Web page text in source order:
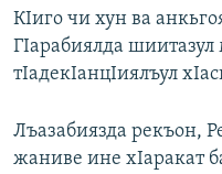
поиску
СЕВЕР.РЕАЛИИ
СИБИРЬ.РЕАЛИИ
ПОДПИШИТЕСЬ НА
КIиго чи хун ва
ГIарабиялда шиитазул
тIадекIанцIиялъул
Лъазабиязда рекъон,
жаниве ине хIаракат